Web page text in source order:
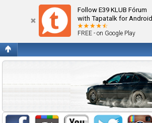
Follow E39 KLUB Fórum
with Tapatalk for Android
FREE - on Google Play
Belépés